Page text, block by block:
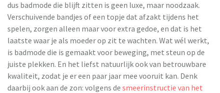
dus badmode die blijft zitten is geen luxe, maar noodzaak.
Verschuivende bandjes of een topje dat afzakt tijdens het
spelen, zorgen alleen maar voor extra gedoe, en dat is het
laatste waar je als moeder op zit te wachten. Wat wél werkt,
is badmode die is gemaakt voor beweging, met steun op de
juiste plekken. En het liefst natuurlijk ook van betrouwbare
kwaliteit, zodat je er een paar jaar mee vooruit kan. Denk
daarbij ook aan de zon: volgens de smeerinstructie van het